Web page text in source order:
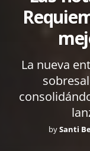
La nueva
bySanti